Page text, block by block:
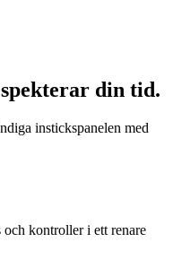
din tid.
instickspanelen med
och kontroller i ett renare